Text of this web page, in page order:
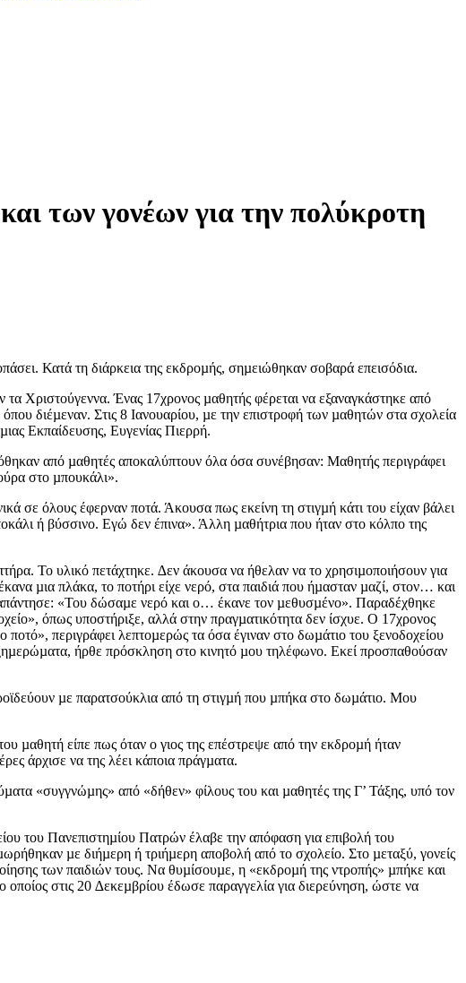
των γονέων για την πολύκροτη
Κατά τη διάρκεια της εκδροµής, σηµειώθηκαν σοβαρά επεισόδια.
Χριστούγεννα. Ένας 17χρονος µαθητής φέρεται να εξαναγκάστηκε από
διέµεναν. Στις 8 Ιανουαρίου, µε την επιστροφή των µαθητών στα σχολεία
Εκπαίδευσης, Ευγενίας Πιερρή.
από µαθητές αποκαλύπτουν όλα όσα συνέβησαν: Μαθητής περιγράφει
στο µπουκάλι».
σε όλους έφερναν ποτά. Άκουσα πως εκείνη τη στιγµή κάτι του είχαν βάλει
ή βύσσινο. Εγώ δεν έπινα». Άλλη µαθήτρια που ήταν στο κόλπο της
Το υλικό πετάχτηκε. ∆εν άκουσα να ήθελαν να το χρησιµοποιήσουν για
µια πλάκα, το ποτήρι είχε νερό, στα παιδιά που ήµασταν µαζί, στον… και
«Του δώσαµε νερό και ο… έκανε τον µεθυσµένο». Παραδέχθηκε
όπως υποστήριξε, αλλά στην πραγµατικότητα δεν ίσχυε. Ο 17χρονος
περιγράφει λεπτοµερώς τα όσα έγιναν στο δωµάτιο του ξενοδοχείου
ήρθε πρόσκληση στο κινητό µου τηλέφωνο. Εκεί προσπαθούσαν
µε παρατσούκλια από τη στιγµή που µπήκα στο δωµάτιο. Μου
µαθητή είπε πως όταν ο γιος της επέστρεψε από την εκδροµή ήταν
άρχισε να της λέει κάποια πράγµατα.
«συγγνώµης» από «δήθεν» φίλους του και µαθητές της Γ’ Τάξης, υπό τον
του Πανεπιστηµίου Πατρών έλαβε την απόφαση για επιβολή του
µε διήµερη ή τριήµερη αποβολή από το σχολείο. Στο µεταξύ, γονείς
των παιδιών τους. Να θυµίσουµε, η «εκδροµή της ντροπής» µπήκε και
στις 20 ∆εκεµβρίου έδωσε παραγγελία για διερεύνηση, ώστε να